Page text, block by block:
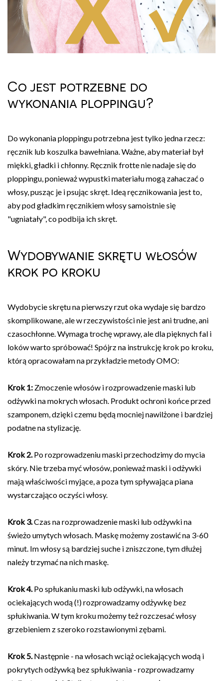
Co jest potrzebne do
wykonania ploppingu?
Do wykonania ploppingu potrzebna jest tylko jedna rzecz:
ręcznik lub koszulka bawełniana. Ważne, aby materiał był
miękki, gładki i chłonny. Ręcznik frotte nie nadaje się do
ploppingu, ponieważ wypustki materiału mogą zahaczać o
włosy, pusząc je i psując skręt. Ideą ręcznikowania jest to,
aby pod gładkim ręcznikiem włosy samoistnie się
"ugniatały", co podbija ich skręt.
Wydobywanie skrętu włosów
krok po kroku
Wydobycie skrętu na pierwszy rzut oka wydaje się bardzo
skomplikowane, ale w rzeczywistości nie jest ani trudne, ani
czasochłonne. Wymaga trochę wprawy, ale dla pięknych fal i
loków warto spróbować! Spójrz na instrukcję krok po kroku,
którą opracowałam na przykładzie metody OMO:
Krok 1: Zmoczenie włosów i rozprowadzenie maski lub
odżywki na mokrych włosach. Produkt ochroni końce przed
szamponem, dzięki czemu będą mocniej nawilżone i bardziej
podatne na stylizację.
Krok 2.Po rozprowadzeniu maski przechodzimy do mycia
skóry. Nie trzeba myć włosów, ponieważ maski i odżywki
mają właściwości myjące, a poza tym spływająca piana
wystarczająco oczyści włosy.
Krok 3.Czas na rozprowadzenie maski lub odżywki na
świeżo umytych włosach. Maskę możemy zostawić na 3-60
minut. Im włosy są bardziej suche i zniszczone, tym dłużej
należy trzymać na nich maskę.
Krok 4.Po spłukaniu maski lub odżywki, na włosach
ociekających wodą (!) rozprowadzamy odżywkę bez
spłukiwania. W tym kroku możemy też rozczesać włosy
grzebieniem z szeroko rozstawionymi zębami.
Krok 5.Następnie - na włosach wciąż ociekających wodą i
pokrytych odżywką bez spłukiwania - rozprowadzamy